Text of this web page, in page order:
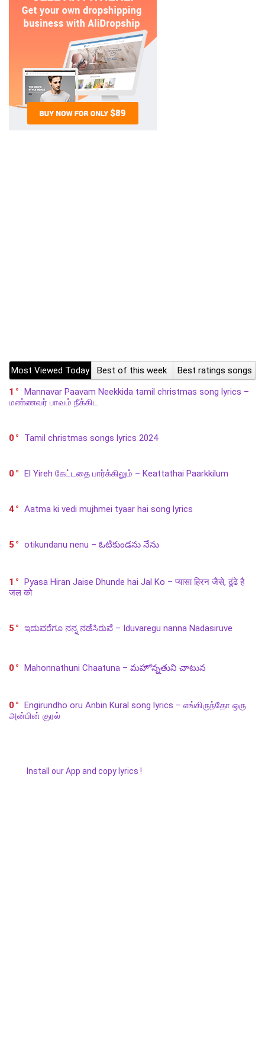
Most Viewed Today Best of this week
Best ratings songs
1
Mannavar Paavam Neekkida tamil christmas song lyrics –
மண்ணவர் பாவம் நீக்கிட
0 Tamil christmas songs lyrics 2024
0 El Yireh கேட்டதை பார்க்கிலும் – Keattathai Paarkkilum
4 Aatma ki vedi mujhmei tyaar hai song lyrics
5 otikundanu nenu – ఓటికుండను నేను
1
Pyasa Hiran Jaise Dhunde hai Jal Ko – प्यासा हिरन जैसे, ढूंढे है
जल को
5 ಇದುವರೆಗೂ ನನ್ನ ನಡೆಸಿರುವೆ – Iduvaregu nanna Nadasiruve
0 Mahonnathuni Chaatuna – మహోన్నతుని చాటున
0
Engirundho oru Anbin Kural song lyrics – எங்கிருந்தோ ஒரு
அன்பின் குரல்
Install our App and copy lyrics !